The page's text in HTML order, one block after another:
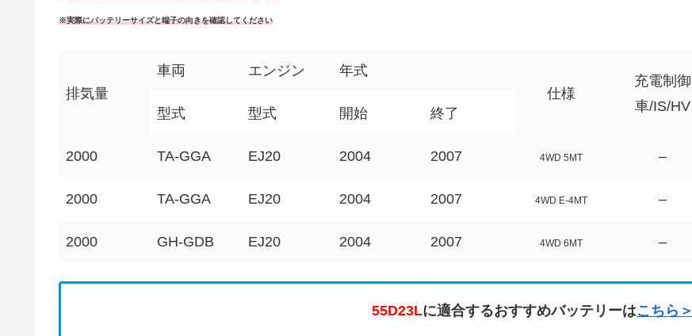
※実際にバッテリーサイズと端子の向きを確認してください
排気量
車両 エンジン
年式
仕様
充電制御
車/IS/HV
型式 型式 開始 終了
2000 TA-GGA EJ20 2004 2007 4WD 5MT –
2000 TA-GGA EJ20 2004 2007 4WD E-4MT –
2000 GH-GDB EJ20 2004 2007 4WD 6MT –
55D23Lに適合するおすすめバッテリーはこちら＞